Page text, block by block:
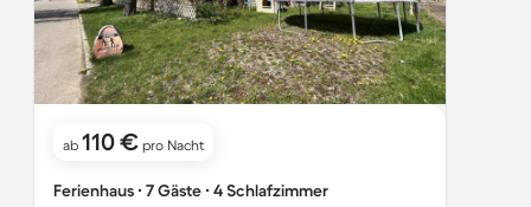
ab 110 € pro Nacht
Ferienhaus ∙ 7 Gäste ∙ 4 Schlafzimmer